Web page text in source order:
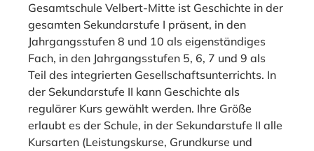
Gesamtschule Velbert-Mitte ist Geschichte in der
gesamten Sekundarstufe I präsent, in den
Jahrgangsstufen 8 und 10 als eigenständiges
Fach, in den Jahrgangsstufen 5, 6, 7 und 9 als
Teil des integrierten Gesellschaftsunterrichts. In
der Sekundarstufe II kann Geschichte als
regulärer Kurs gewählt werden. Ihre Größe
erlaubt es der Schule, in der Sekundarstufe II alle
Kursarten (Leistungskurse, Grundkurse und